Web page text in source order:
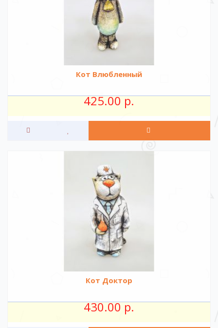
Кот Влюбленный
425.00 р.
Кот Доктор
430.00 р.